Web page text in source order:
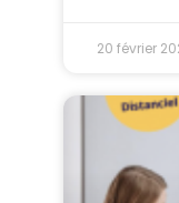
20 février